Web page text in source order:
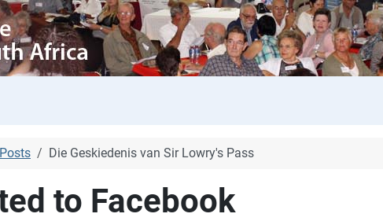
Die Geskiedenis van Sir Lowry's Pass
to Facebook